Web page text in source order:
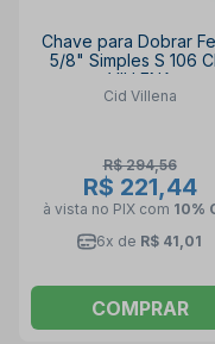
Chave para Dobrar
5/8" Simples S 106
VILLENA
Cid Villena
R$ 294,56
R$ 221,44
à vista no PIX com 10%
6x de R$ 41,01
COMPRAR